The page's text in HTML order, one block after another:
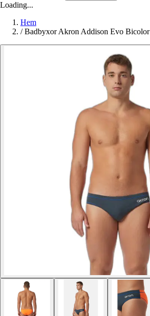
Loading...
Hem
/ Badbyxor Akron Addison Evo Bicolor